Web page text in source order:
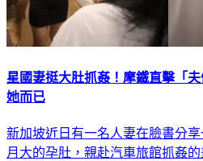
星國妻挺大肚抓姦！摩鐵直擊「
她而已
新加坡近日有一名人妻在臉書分
月大的孕肚，親赴汽車旅館抓姦